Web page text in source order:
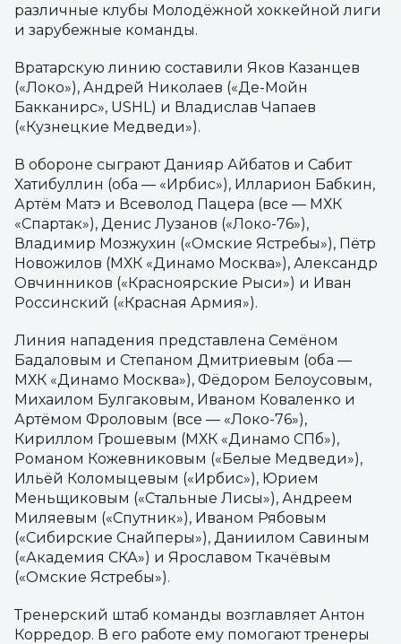
различные клубы Молодёжной хоккейной лиги
и зарубежные команды.
Вратарскую линию составили Яков Казанцев
(«Локо»), Андрей Николаев («Де-Мойн
Бакканирс», USHL) и Владислав Чапаев
(«Кузнецкие Медведи»).
В обороне сыграют Данияр Айбатов и Сабит
Хатибуллин (оба — «Ирбис»), Илларион Бабкин,
Артём Матэ и Всеволод Пацера (все — МХК
«Спартак»), Денис Лузанов («Локо-76»),
Владимир Мозжухин («Омские Ястребы»), Пётр
Новожилов (МХК «Динамо Москва»), Александр
Овчинников («Красноярские Рыси») и Иван
Россинский («Красная Армия»).
Линия нападения представлена Семёном
Бадаловым и Степаном Дмитриевым (оба —
МХК «Динамо Москва»), Фёдором Белоусовым,
Михаилом Булгаковым, Иваном Коваленко и
Артёмом Фроловым (все — «Локо-76»),
Кириллом Грошевым (МХК «Динамо СПб»),
Романом Кожевниковым («Белые Медведи»),
Ильёй Коломыцевым («Ирбис»), Юрием
Меньщиковым («Стальные Лисы»), Андреем
Миляевым («Спутник»), Иваном Рябовым
(«Сибирские Снайперы»), Даниилом Савиным
(«Академия СКА») и Ярославом Ткачёвым
(«Омские Ястребы»).
Тренерский штаб команды возглавляет Антон
Корредор. В его работе ему помогают тренеры